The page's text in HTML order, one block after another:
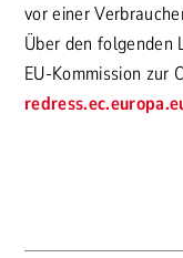
vor einer
Über den folgenden
EU-Kommission